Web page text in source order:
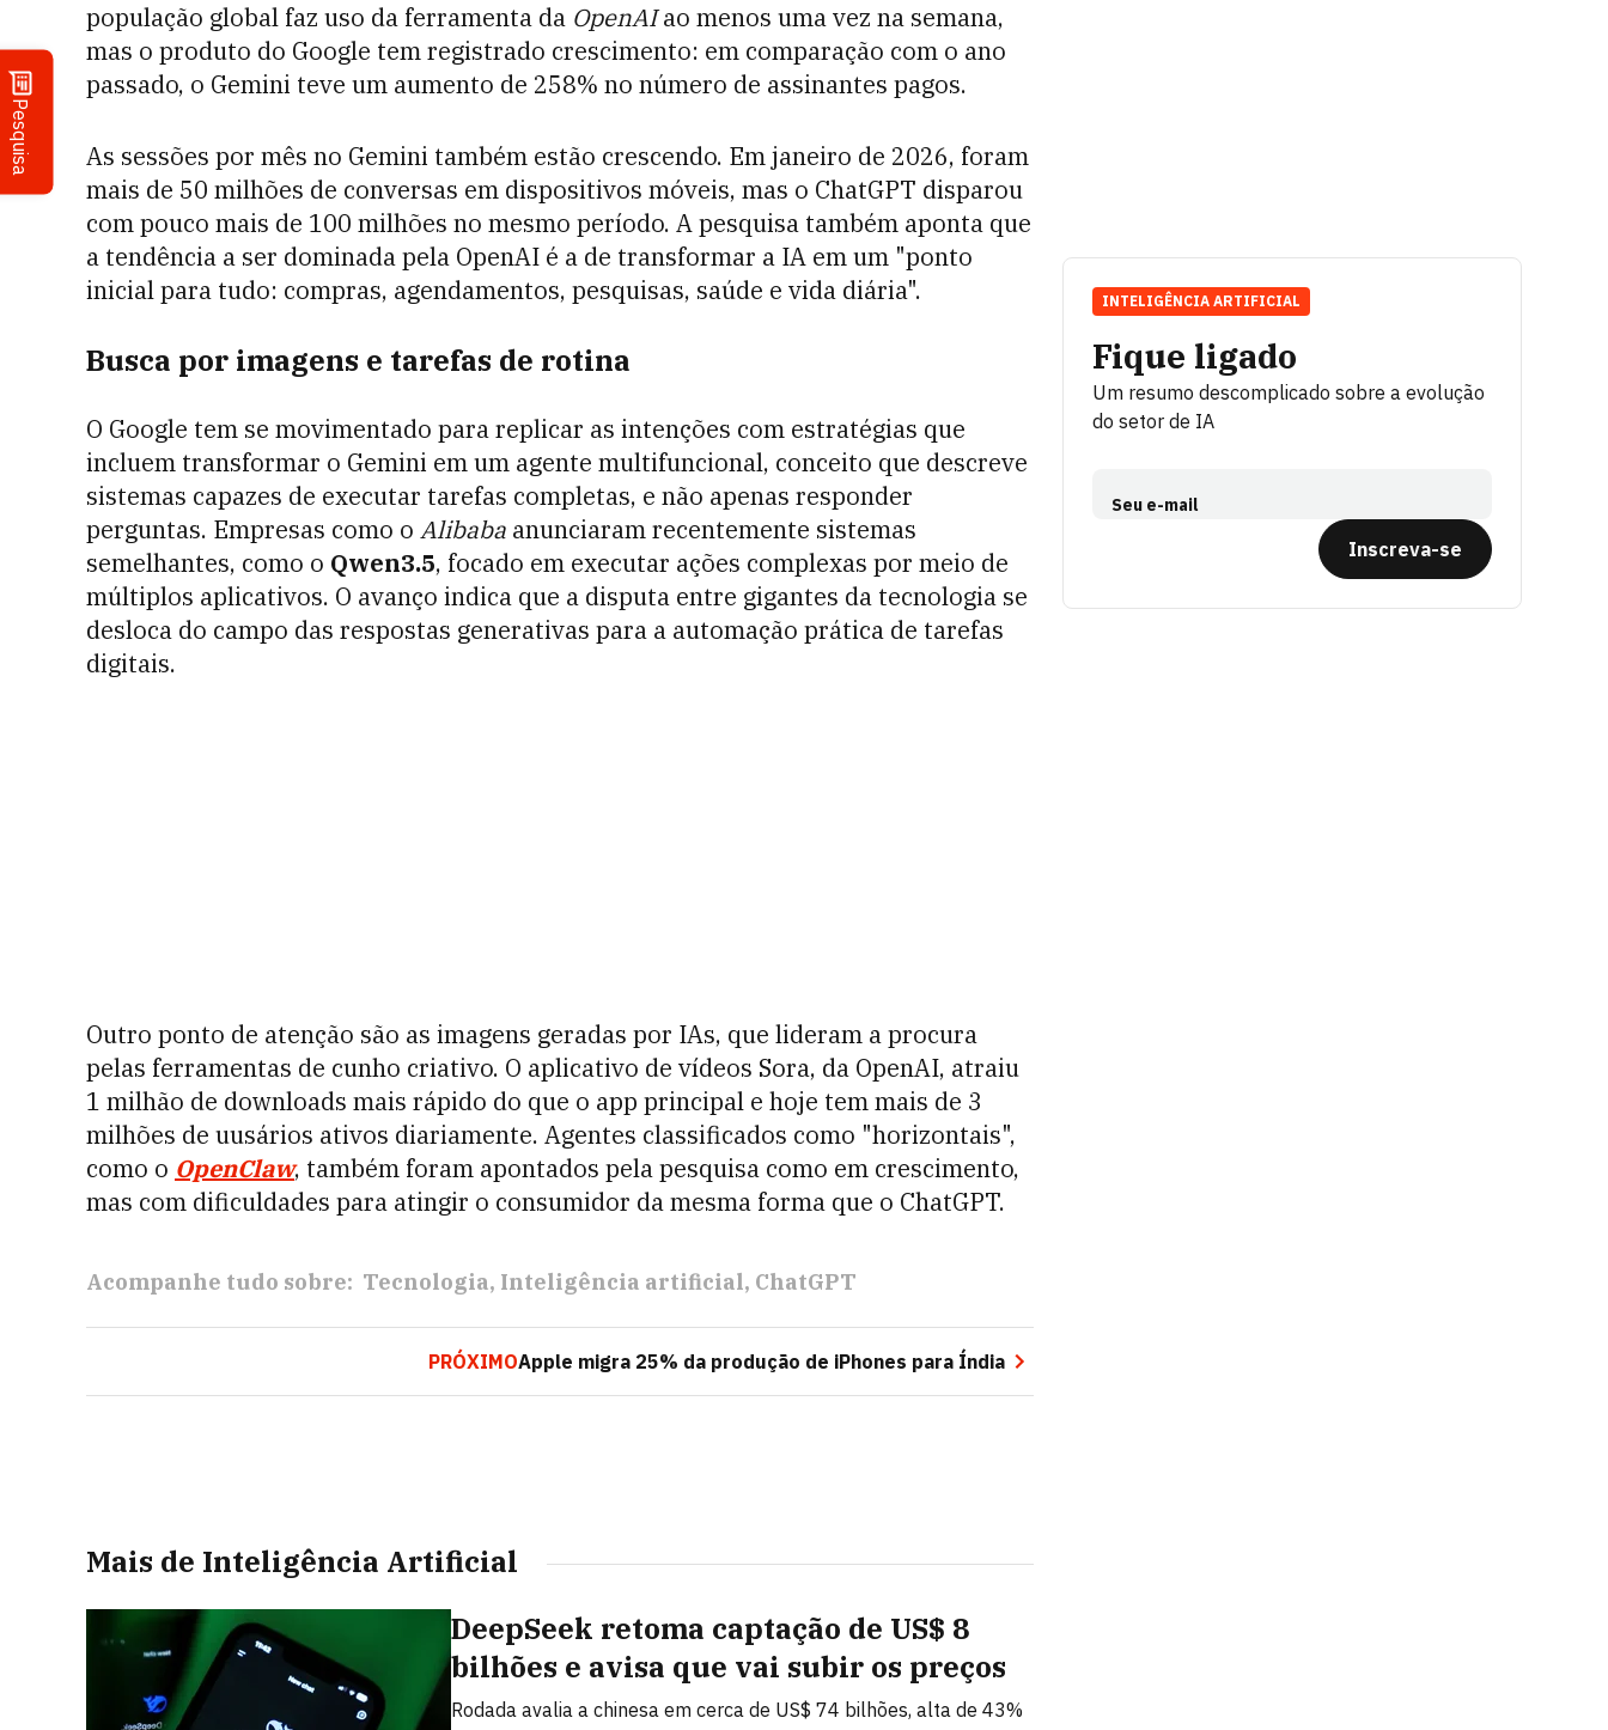
Pesquisa
população global faz uso da ferramenta da OpenAIao menos uma vez na semana,
mas o produto do Google tem registrado crescimento: em comparação com o ano
passado, o Gemini teve um aumento de 258% no número de assinantes pagos.
As sessões por mês no Gemini também estão crescendo. Em janeiro de 2026, foram
mais de 50 milhões de conversas em dispositivos móveis, mas o ChatGPT disparou
com pouco mais de 100 milhões no mesmo período. A pesquisa também aponta que
a tendência a ser dominada pela OpenAI é a de transformar a IA em um "ponto
inicial para tudo: compras, agendamentos, pesquisas, saúde e vida diária".
Busca por imagens e tarefas de rotina
O Google tem se movimentado para replicar as intenções com estratégias que
incluem transformar o Gemini em um agente multifuncional, conceito que descreve
sistemas capazes de executar tarefas completas, e não apenas responder
perguntas. Empresas como o Alibaba anunciaram recentemente sistemas
semelhantes, como o Qwen3.5, focado em executar ações complexas por meio de
múltiplos aplicativos. O avanço indica que a disputa entre gigantes da tecnologia se
desloca do campo das respostas generativas para a automação prática de tarefas
digitais.
Outro ponto de atenção são as imagens geradas por IAs, que lideram a procura
pelas ferramentas de cunho criativo. O aplicativo de vídeos Sora, da OpenAI, atraiu
1 milhão de downloads mais rápido do que o app principal e hoje tem mais de 3
milhões de uusários ativos diariamente. Agentes classificados como "horizontais",
como o OpenClaw, também foram apontados pela pesquisa como em crescimento,
mas com dificuldades para atingir o consumidor da mesma forma que o ChatGPT.
Acompanhe tudo sobre: Tecnologia Inteligência artificial ChatGPT
PRÓXIMOApple migra 25% da produção de iPhones para Índia
Mais de Inteligência Artificial
DeepSeek retoma captação de US$ 8
bilhões e avisa que vai subir os preços
Rodada avalia a chinesa em cerca de US$ 74 bilhões, alta de 43%
Fique ligado
Um resumo descomplicado sobre a evolução
do setor de IA
Seu e-mail
Inscreva-se
INTELIGÊNCIA ARTIFICIAL